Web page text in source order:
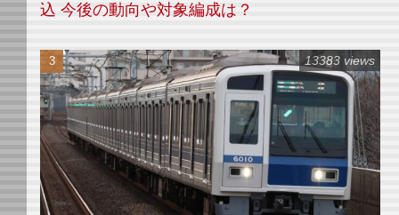
込 今後の動向や対象編成は？
13383 views